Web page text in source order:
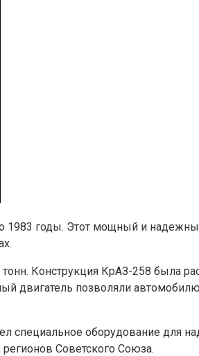
1983 годы. Этот мощный и
Конструкция КрАЗ-258 была
двигатель позволяли
специальное оборудование для
Советского Союза.